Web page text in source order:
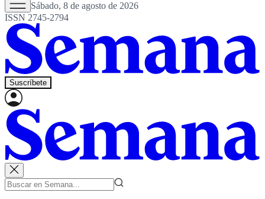
Sábado, 8 de agosto de 2026
ISSN 2745-2794
Suscríbete